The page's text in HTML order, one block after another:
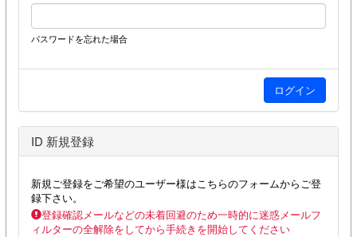
パスワードを忘れた場合
ID 新規登録
新規ご登録をご希望のユーザー様はこちらのフォームからご登
録下さい。
登録確認メールなどの未着回避のため一時的に迷惑メールフ
ィルターの全解除をしてから手続きを開始してください